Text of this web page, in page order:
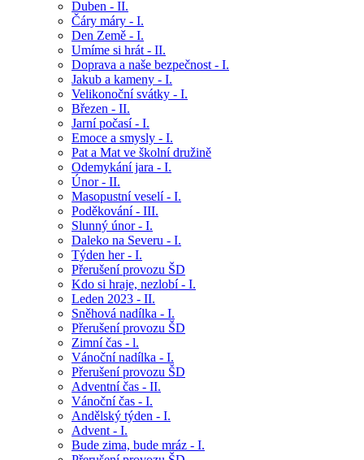
Duben - II.
Čáry máry - I.
Den Země - I.
Umíme si hrát - II.
Doprava a naše bezpečnost - I.
Jakub a kameny - I.
Velikonoční svátky - I.
Březen - II.
Jarní počasí - I.
Emoce a smysly - I.
Pat a Mat ve školní družině
Odemykání jara - I.
Únor - II.
Masopustní veselí - I.
Poděkování - III.
Slunný únor - I.
Daleko na Severu - I.
Týden her - I.
Přerušení provozu ŠD
Kdo si hraje, nezlobí - I.
Leden 2023 - II.
Sněhová nadílka - I.
Přerušení provozu ŠD
Zimní čas - l.
Vánoční nadílka - I.
Přerušení provozu ŠD
Adventní čas - II.
Vánoční čas - I.
Andělský týden - I.
Advent - I.
Bude zima, bude mráz - I.